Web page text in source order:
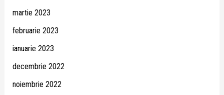
martie 2023
februarie 2023
ianuarie 2023
decembrie 2022
noiembrie 2022